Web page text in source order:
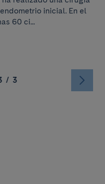
inicial. En el
60 ci...
/ 3